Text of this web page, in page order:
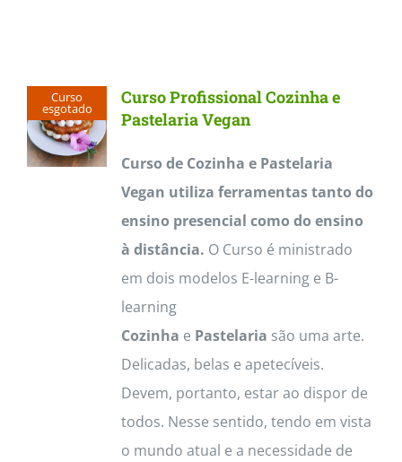
variants.
options
may
be
chosen
on
product
page
Curso
esgotado
Curso Profissional Cozinha e
Pastelaria Vegan
Curso de Cozinha e Pastelaria
Vegan utiliza ferramentas tanto do
ensino presencial como do ensino
à distância. O Curso é ministrado
em dois modelos E-learning e B-
learning
Cozinha e Pastelaria são uma arte.
Delicadas, belas e apetecíveis.
Devem, portanto, estar ao dispor de
todos. Nesse sentido, tendo em vista
o mundo atual e a necessidade de